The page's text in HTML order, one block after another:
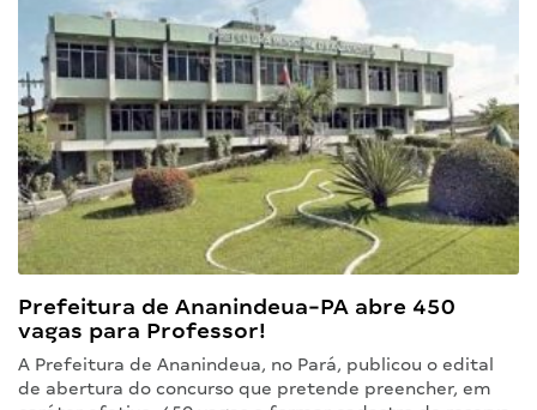
Prefeitura de Ananindeua-PA abre 450
vagas para Professor!
A Prefeitura de Ananindeua, no Pará, publicou o edital
de abertura do concurso que pretende preencher, em